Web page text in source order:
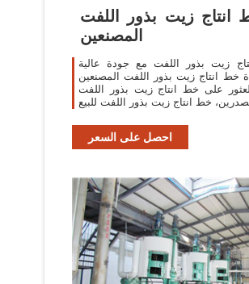
انتاج زيت بذور اللفت
المصنعين
زيت بذور اللفت مع جودة عالية
خط انتاج زيت بذور اللفت المصنعين
على خط انتاج زيت بذور اللفت
احصل على السعر